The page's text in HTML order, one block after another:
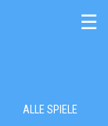
☰
ALLE SPIELE